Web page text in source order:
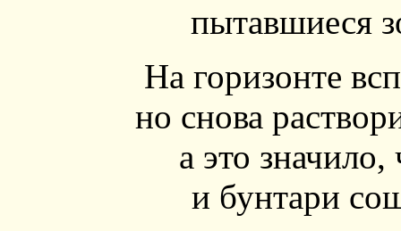
пытавшиеся
На горизонте
но снова
а это
и бунтари